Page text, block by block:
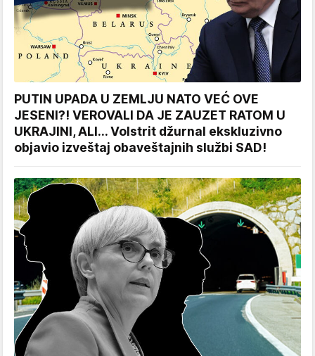
PUTIN UPADA U ZEMLJU NATO VEĆ OVE
JESENI?! VEROVALI DA JE ZAUZET RATOM U
UKRAJINI, ALI... Volstrit džurnal ekskluzivno
objavio izveštaj obaveštajnih službi SAD!